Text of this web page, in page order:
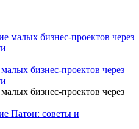
бизнес-проектов через
бизнес-проектов через